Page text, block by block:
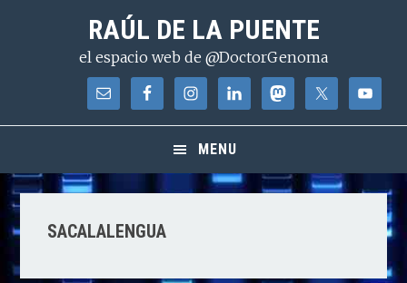
contenido
RAÚL DE LA PUENTE
el espacio web de @DoctorGenoma
MENU
SACALALENGUA